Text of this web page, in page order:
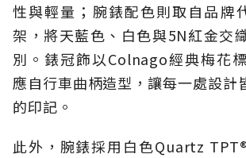
性與輕量；腕錶配色則取自品牌
架，將天藍色、白色與5N紅金交
別。錶冠飾以Colnago經典梅花
應自行車曲柄造型，讓每一處設計
的印記。
此外，腕錶採用白色Quartz